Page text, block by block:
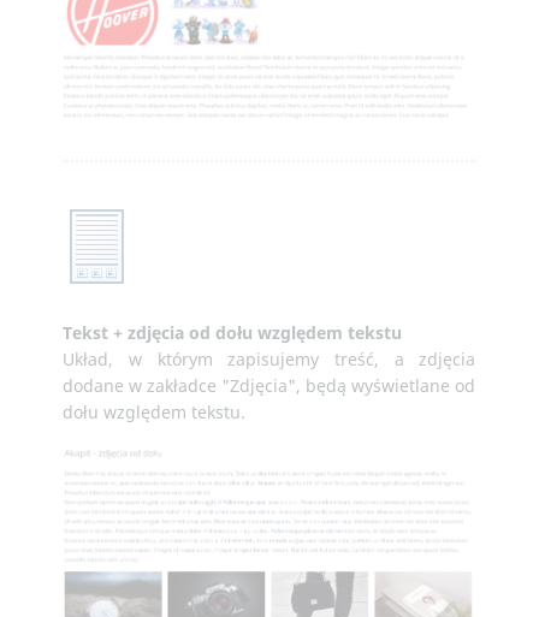
Tekst + zdjęcia od dołu względem tekstu
Układ, w którym zapisujemy treść, a zdjęcia
dodane w zakładce "Zdjęcia", będą wyświetlane od
dołu względem tekstu.